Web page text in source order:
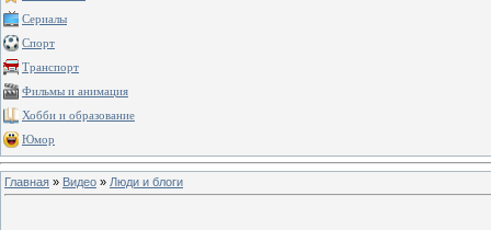
Сериалы
Спорт
Транспорт
Фильмы и анимация
Хобби и образование
Юмор
Главная » Видео » Люди и блоги